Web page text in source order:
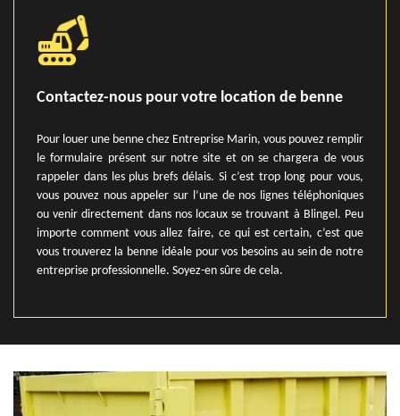
Contactez-nous pour votre location de benne
Pour louer une benne chez Entreprise Marin, vous pouvez remplir
le formulaire présent sur notre site et on se chargera de vous
rappeler dans les plus brefs délais. Si c’est trop long pour vous,
vous pouvez nous appeler sur l’une de nos lignes téléphoniques
ou venir directement dans nos locaux se trouvant à Blingel. Peu
importe comment vous allez faire, ce qui est certain, c’est que
vous trouverez la benne idéale pour vos besoins au sein de notre
entreprise professionnelle. Soyez-en sûre de cela.